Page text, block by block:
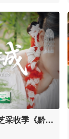
采收季《黔灵